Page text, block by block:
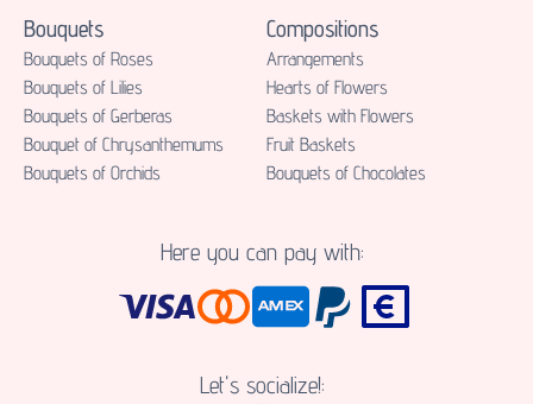
Bouquets
Bouquets of Roses
Bouquets of Lilies
Bouquets of Gerberas
Bouquet of Chrysanthemums
Bouquets of Orchids
Compositions
Аrrangements
Hearts of Flowers
Baskets with Flowers
Fruit Baskets
Bouquets of Chocolates
Here you can pay with:
Let's socialize!: